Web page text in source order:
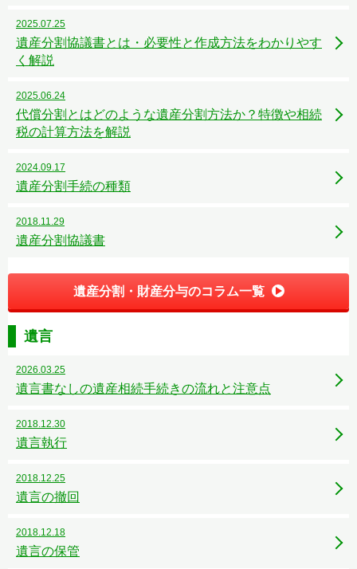
2025.07.25
遺産分割協議書とは・必要性と作成方法をわかりやす
く解説
2025.06.24
代償分割とはどのような遺産分割方法か？特徴や相続
税の計算方法を解説
2024.09.17
遺産分割手続の種類
2018.11.29
遺産分割協議書
遺産分割・財産分与のコラム一覧
遺言
2026.03.25
遺言書なしの遺産相続手続きの流れと注意点
2018.12.30
遺言執行
2018.12.25
遺言の撤回
2018.12.18
遺言の保管